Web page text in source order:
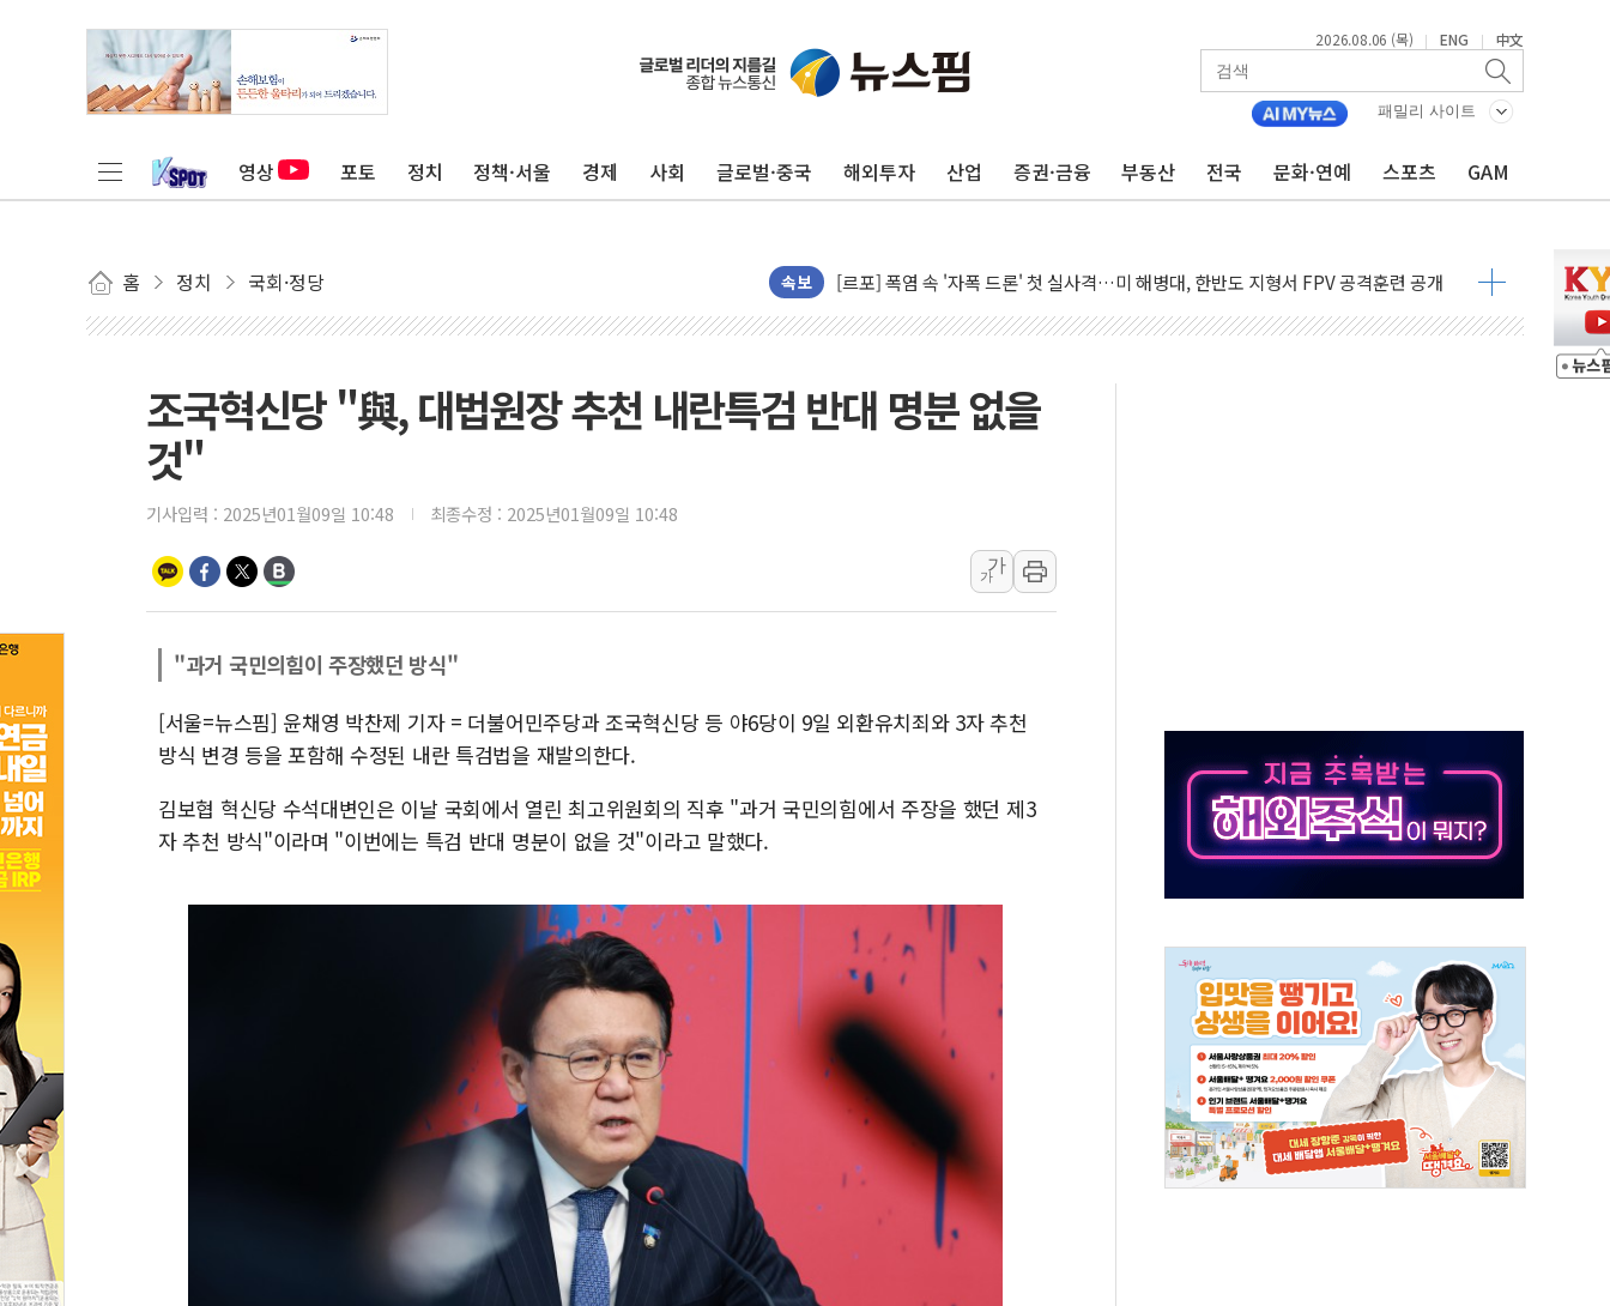
2026.08.06 (목) | ENG | 中文
패밀리 사이트
영상 포토 정치 정책·서울 경제 사회 글로벌·중국 해외투자 산업 증권·금융 부동산 전국 문화·연예 스포츠 GAM
홈 정치 국회·정당 속보
[AI 카드뉴스] 어린이집·유치원 비상! 수족구병이 다시 유행합니다.
운수업·기업활동 '원스톱'으로...데이터처, 기업 3만1000곳 경제통계조사
공정위 "국고채 PD 15곳, 관행 아닌 담합…76조2000억 입찰 영향"
중소기업 기술자료 중국 계열사에 넘긴 세라젬…공정위 과징금 4억3200만원
국표원, 해외직구 물놀이기구·유아용품 등 94개 제품 안전기준 '부적합'
쉐이크쉑, 남양주 현대아울렛에 '다산점' 열어
정부혁신 우수사례 세계에 알린다…식약처 AI 심사·소방청 119안심콜 영문 영상 제작
정청래 "2차 TV토론으로 게임 끝…김민석, 신천지 허위신고에 배신 사과 안 해"
현대리바트, '2026 코리아빌드위크' 참가…리모델링 상담 제공
[K메이커] 코셔에서 할랄까지…대상, 종가가 넘은 건 국경 아닌 '식문화 장벽'
[특징주] 비철금속 업종 11% 급등…구리 가격 상승 전망 부각
흥국자산운용, 코스닥 성장주 담은 채권혼합 펀드 2종 출시
외국인 돌아왔지만 …'삼전·하이닉스'는 사고 급등주는 팔았다
조국혁신당 "與, 대법원장 추천 내란특검 반대 명분 없을
것"
기사입력 : 2025년01월09일 10:48 최종수정 : 2025년01월09일 10:48
가
가
"과거 국민의힘이 주장했던 방식"
[서울=뉴스핌] 윤채영 박찬제 기자 = 더불어민주당과 조국혁신당 등 야6당이 9일 외환유치죄와 3자 추천
방식 변경 등을 포함해 수정된 내란 특검법을 재발의한다.
김보협 혁신당 수석대변인은 이날 국회에서 열린 최고위원회의 직후 "과거 국민의힘에서 주장을 했던 제3
자 추천 방식"이라며 "이번에는 특검 반대 명분이 없을 것"이라고 말했다.